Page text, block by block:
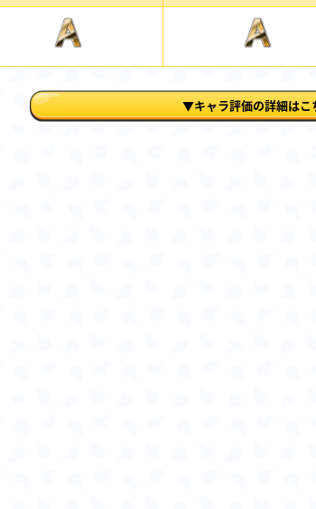
▼キャラ評価の詳細はこ